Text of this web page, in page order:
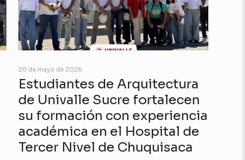
20 de mayo de 2026
Estudiantes de Arquitectura
de Univalle Sucre fortalecen
su formación con experiencia
académica en el Hospital de
Tercer Nivel de Chuquisaca